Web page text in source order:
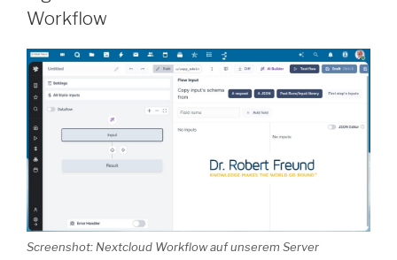
Workflow
Screenshot: Nextcloud Workflow auf unserem Server